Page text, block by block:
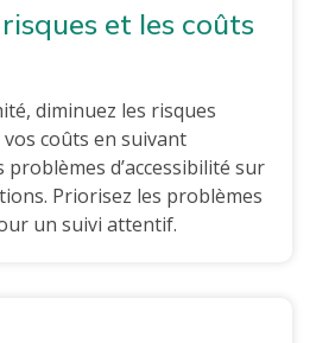
et les coûts
diminuez les risques
coûts en suivant
d’accessibilité sur
Priorisez les problèmes
un suivi attentif.